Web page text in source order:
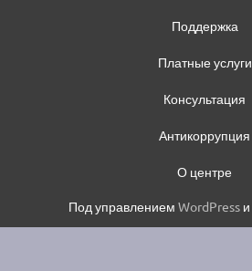
Поддержка
Платные услуги
Консультация
Антикоррупция
О центре
Под управлением WordPress и